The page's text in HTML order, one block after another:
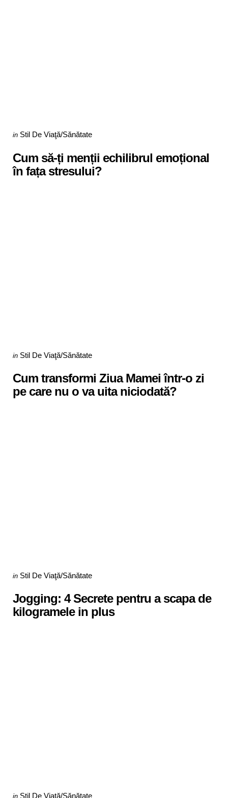
Categories
Posted
in Stil De Viaţă/Sănătate
Cum să-ți menții echilibrul emoțional
în fața stresului?
Categories
Posted
in Stil De Viaţă/Sănătate
Cum transformi Ziua Mamei într-o zi
pe care nu o va uita niciodată?
Categories
Posted
in Stil De Viaţă/Sănătate
Jogging: 4 Secrete pentru a scapa de
kilogramele in plus
Categories
Posted
in Stil De Viaţă/Sănătate